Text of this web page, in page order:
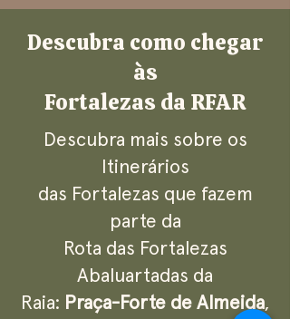
Descubra como chegar
às
Fortalezas da RFAR
Descubra mais sobre os
Itinerários
das Fortalezas que fazem
parte da
Rota das Fortalezas
Abaluartadas da
Raia: Praça-Forte de Almeida,